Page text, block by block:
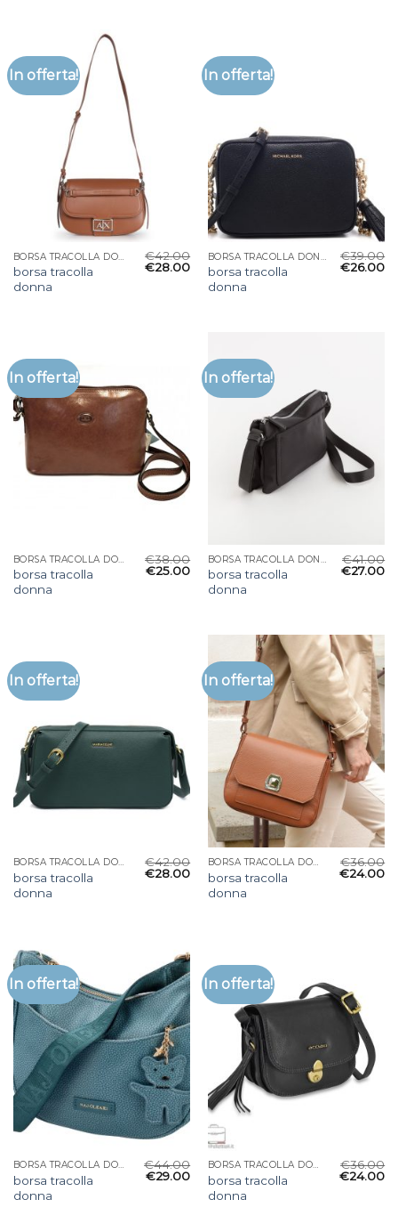
In offerta!
borsa tracolla
donna
€42.00
€28.00
In offerta!
borsa tracolla
donna
€39.00
€26.00
In offerta!
BORSA TRACOLLA DONNA
borsa tracolla
donna
€38.00
€25.00
In offerta!
BORSA TRACOLLA DONNA
borsa tracolla
donna
€41.00
€27.00
In offerta!
BORSA TRACOLLA DONNA
borsa tracolla
donna
€42.00
€28.00
In offerta!
BORSA TRACOLLA DONNA
borsa tracolla
donna
€36.00
€24.00
In offerta!
BORSA TRACOLLA DONNA
borsa tracolla
donna
€44.00
€29.00
In offerta!
BORSA TRACOLLA DONNA
borsa tracolla
donna
€36.00
€24.00